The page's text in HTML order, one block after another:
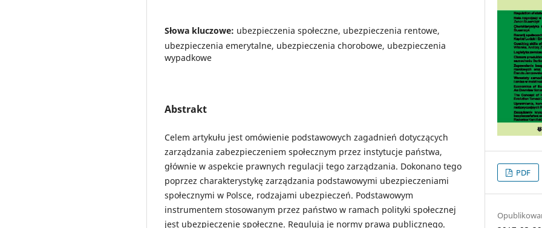
Słowa kluczowe: ubezpieczenia społeczne, ubezpieczenia rentowe,
ubezpieczenia emerytalne, ubezpieczenia chorobowe, ubezpieczenia
wypadkowe
Abstrakt
Celem artykułu jest omówienie podstawowych zagadnień dotyczących
zarządzania zabezpieczeniem społecznym przez instytucje państwa,
głównie w aspekcie prawnych regulacji tego zarządzania. Dokonano tego
poprzez charakterystykę zarządzania podstawowymi ubezpieczeniami
społecznymi w Polsce, rodzajami ubezpieczeń. Podstawowym
instrumentem stosowanym przez państwo w ramach polityki społecznej
jest ubezpieczenie społeczne. Regulują je normy prawa publicznego.
PDF